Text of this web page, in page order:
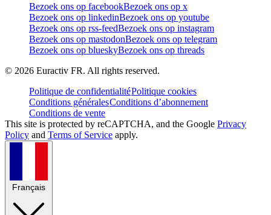
Bezoek ons op facebookBezoek ons op x
Bezoek ons op linkedinBezoek ons op youtube
Bezoek ons op rss-feedBezoek ons op instagram
Bezoek ons op mastodonBezoek ons op telegram
Bezoek ons op blueskyBezoek ons op threads
© 2026 Euractiv FR. All rights reserved.
Politique de confidentialitéPolitique cookies
Conditions généralesConditions d’abonnement
Conditions de vente
This site is protected by reCAPTCHA, and the Google Privacy
Policy and Terms of Service apply.
Français